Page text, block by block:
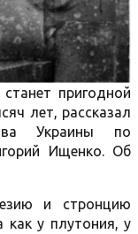
пригодной
лет, рассказал
Украины по
Ищенко. Об
и стронцию
как у плутония, у